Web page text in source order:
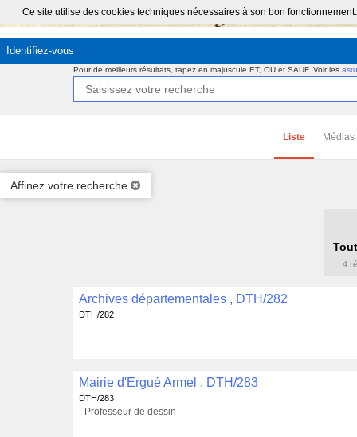
Ce site utilise des cookies techniques nécessaires à son bon
Identifiez-vous
Pour de meilleurs résultats, tapez en majuscule ET, OU et SAUF. Voir les
Liste Médias
Affinez votre recherche
4
Archives départementales , DTH/282
DTH/282
Mairie d'Ergué Armel , DTH/283
DTH/283
- Professeur de dessin